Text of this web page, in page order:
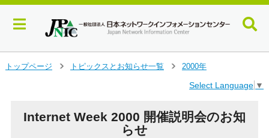
トップページ
トピックスとお知らせ一覧
2000年
Select Language ▼
Internet Week 2000 開催説明会のお知
らせ